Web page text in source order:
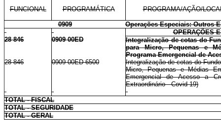
FUNCIONAL PROGRAMÁTICA PROGRAMA/AÇÃO/
0909
Operações Especiais: Outros
OPERAÇÕES
28 846
0909 00ED
Integralização de cotas do
para Micro, Pequenas e
Programa Emergencial de
28 846
0909 00ED 6500
Integralização de cotas do
Micro, Pequenas e Médias
Emergencial de Acesso a
Extraordinário - Covid-19)
TOTAL - FISCAL
TOTAL - SEGURIDADE
TOTAL - GERAL